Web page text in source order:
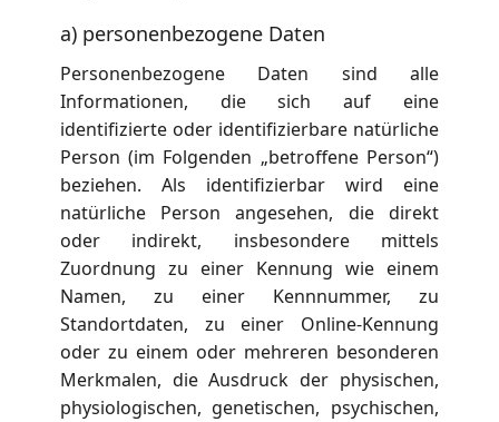
a) personenbezogene Daten
Personenbezogene Daten sind alle
Informationen, die sich auf eine
identifizierte oder identifizierbare natürliche
Person (im Folgenden „betroffene Person“)
beziehen. Als identifizierbar wird eine
natürliche Person angesehen, die direkt
oder indirekt, insbesondere mittels
Zuordnung zu einer Kennung wie einem
Namen, zu einer Kennnummer, zu
Standortdaten, zu einer Online-Kennung
oder zu einem oder mehreren besonderen
Merkmalen, die Ausdruck der physischen,
physiologischen, genetischen, psychischen,